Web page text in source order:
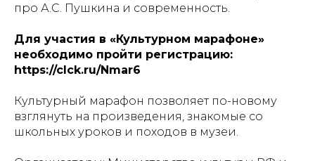
про А.С. Пушкина и современность.
Для участия в «Культурном марафоне»
необходимо пройти регистрацию:
https://clck.ru/Nmar6
Культурный марафон позволяет по-новому
взглянуть на произведения, знакомые со
школьных уроков и походов в музеи.